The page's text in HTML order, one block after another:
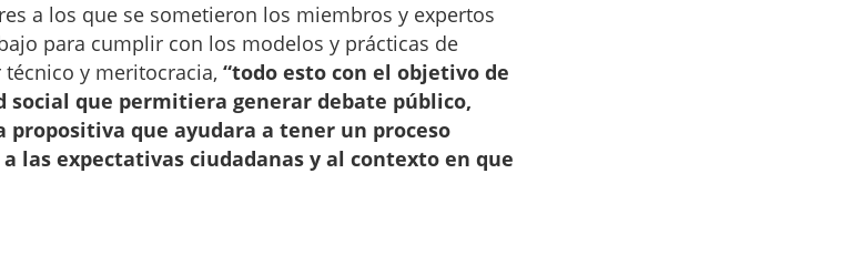
a los que se sometieron los miembros y expertos
para cumplir con los modelos y prácticas de
y meritocracia, “todo esto con el objetivo de
que permitiera generar debate público,
que ayudara a tener un proceso
las expectativas ciudadanas y al contexto en que